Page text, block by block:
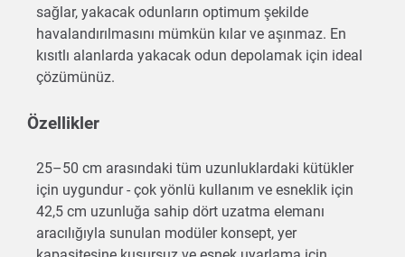
sağlar, yakacak odunların optimum şekilde
havalandırılmasını mümkün kılar ve aşınmaz. En
kısıtlı alanlarda yakacak odun depolamak için ideal
çözümünüz.
Özellikler
25–50 cm arasındaki tüm uzunluklardaki kütükler
için uygundur - çok yönlü kullanım ve esneklik için
42,5 cm uzunluğa sahip dört uzatma elemanı
aracılığıyla sunulan modüler konsept, yer